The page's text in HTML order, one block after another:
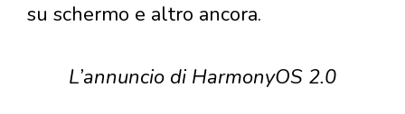
su schermo e altro ancora.
L’annuncio di HarmonyOS 2.0